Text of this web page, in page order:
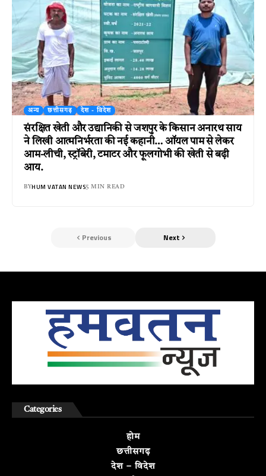
अन्य छत्तीसगढ़ देश - विदेश
संरक्षित खेती और उद्यानिकी से जशपुर के किसान अनारथ साय
ने लिखी आत्मनिर्भरता की नई कहानी… ऑयल पाम से लेकर
आम-लीची, स्ट्रॉबेरी, टमाटर और फूलगोभी की खेती से बढ़ी
आय.
BYHUM VATAN NEWS5 MIN READ
Previous Next
Categories
होम
छत्तीसगढ़
देश – विदेश